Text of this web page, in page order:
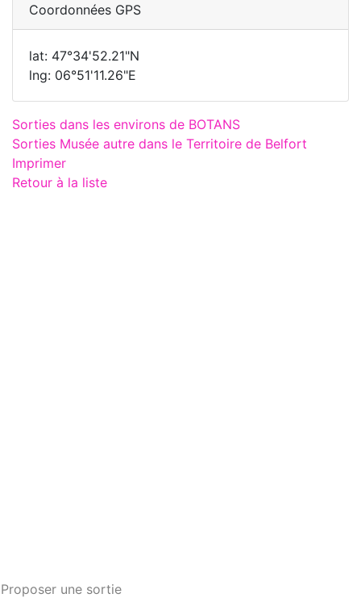
Coordonnées GPS
lat: 47°34'52.21"N
lng: 06°51'11.26"E
Sorties dans les environs de BOTANS
Sorties Musée autre dans le Territoire de Belfort
Imprimer
Retour à la liste
Proposer une sortie